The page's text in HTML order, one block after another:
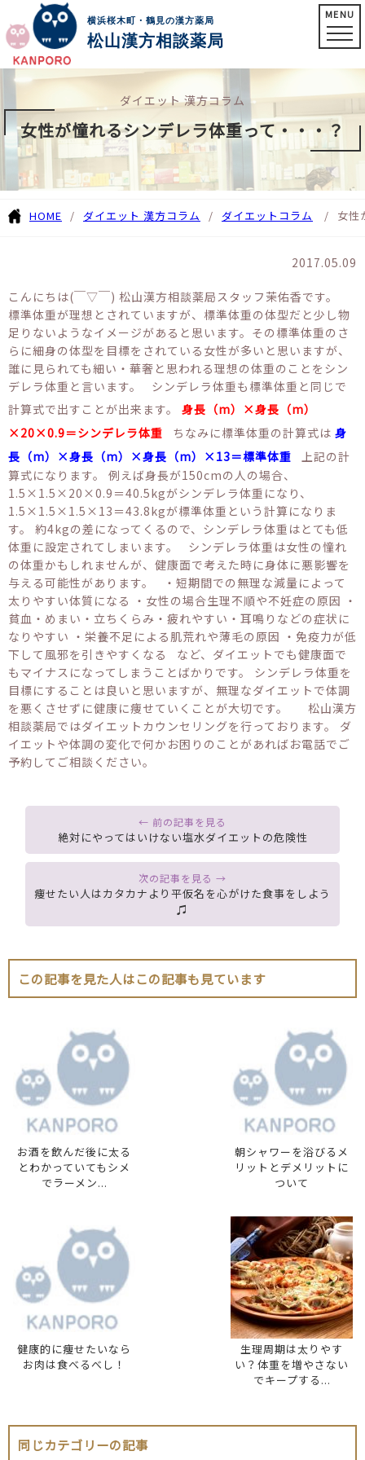
横浜桜木町・鶴見の漢方薬局
松山漢方相談薬局
MENU
ダイエット 漢方コラム
女性が憧れるシンデレラ体重って・・・？
HOME ダイエット 漢方コラム ダイエットコラム 女性
2017.05.09
こんにちは(￣▽￣) 松山漢方相談薬局スタッフ茉佑香です。
標準体重が理想とされていますが、標準体重の体型だと少し物
足りないようなイメージがあると思います。その標準体重のさ
らに細身の体型を目標をされている女性が多いと思いますが、
誰に見られても細い・華奢と思われる理想の体重のことをシン
デレラ体重と言います。 シンデレラ体重も標準体重と同じで
計算式で出すことが出来ます。 身長（m）×身長（m）
×20×0.9＝シンデレラ体重 ちなみに標準体重の計算式は 身
長（m）×身長（m）×身長（m）×13＝標準体重 上記の計
算式になります。 例えば身長が150cmの人の場合、
1.5×1.5×20×0.9＝40.5kgがシンデレラ体重になり、
1.5×1.5×1.5×13＝43.8kgが標準体重という計算になりま
す。 約4kgの差になってくるので、シンデレラ体重はとても低
体重に設定されてしまいます。 シンデレラ体重は女性の憧れ
の体重かもしれませんが、健康面で考えた時に身体に悪影響を
与える可能性があります。 ・短期間での無理な減量によって
太りやすい体質になる ・女性の場合生理不順や不妊症の原因 ・
貧血・めまい・立ちくらみ・疲れやすい・耳鳴りなどの症状に
なりやすい ・栄養不足による肌荒れや薄毛の原因 ・免疫力が低
下して風邪を引きやすくなる など、ダイエットでも健康面で
もマイナスになってしまうことばかりです。 シンデレラ体重を
目標にすることは良いと思いますが、無理なダイエットで体調
を悪くさせずに健康に痩せていくことが大切です。 松山漢方
相談薬局ではダイエットカウンセリングを行っております。 ダ
イエットや体調の変化で何かお困りのことがあればお電話でご
予約してご相談ください。
絶対にやってはいけない塩水ダイエットの危険性
痩せたい人はカタカナより平仮名を心がけた食事をしよう
♫
この記事を見た人はこの記事も見ています
お酒を飲んだ後に太る
とわかっていてもシメ
でラーメン...
朝シャワーを浴びるメ
リットとデメリットに
ついて
健康的に痩せたいなら
お肉は食べるべし！
生理周期は太りやす
い？体重を増やさない
でキープする...
同じカテゴリーの記事